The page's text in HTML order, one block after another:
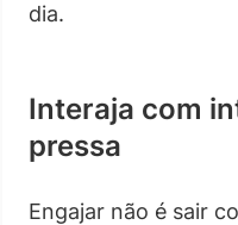
dia.
Interaja com
pressa
Engajar não é sair